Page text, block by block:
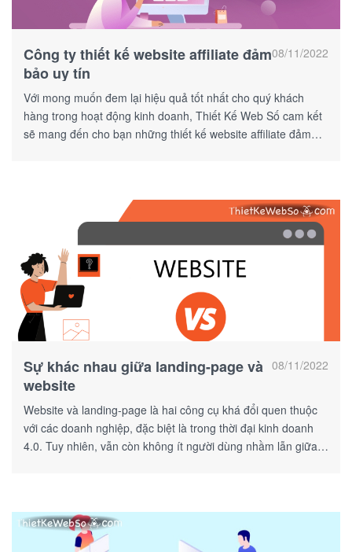
08/11/2022
Công ty thiết kế website affiliate đảm
bảo uy tín
Với mong muốn đem lại hiệu quả tốt nhất cho quý khách
hàng trong hoạt động kinh doanh, Thiết Kế Web Số cam kết
sẽ mang đến cho bạn những thiết kế website affiliate đảm
08/11/2022
Sự khác nhau giữa landing-page và
website
Website và landing-page là hai công cụ khá đổi quen thuộc
với các doanh nghiệp, đặc biệt là trong thời đại kinh doanh
4.0. Tuy nhiên, vẫn còn không ít người dùng nhầm lẫn giữa